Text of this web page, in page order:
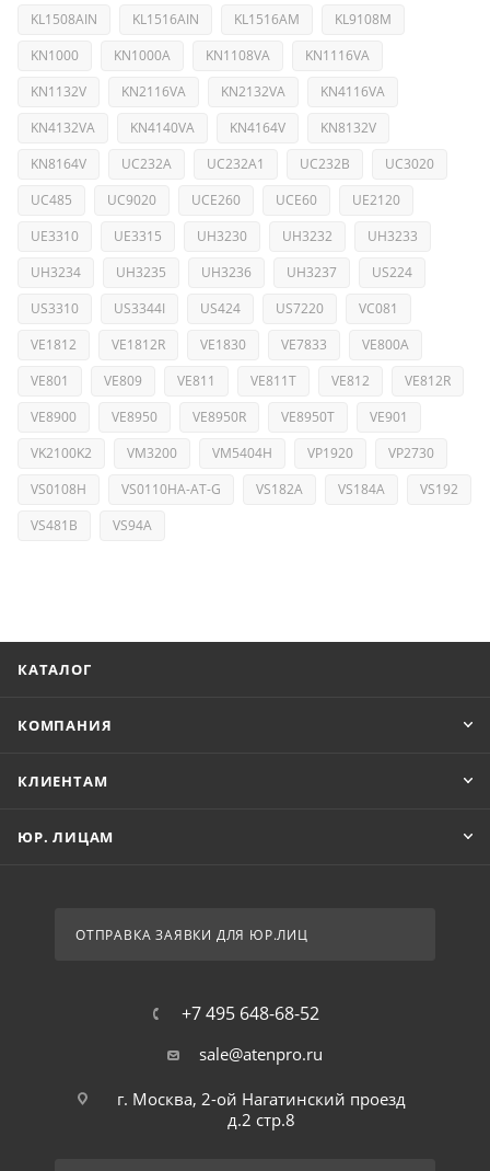
KL1508AIN
KL1516AIN KL1516AM
KL9108M
KN1000
KN1000A KN1108VA
KN1116VA
KN1132V
KN2116VA KN2132VA
KN4116VA
KN4132VA
KN4140VA KN4164V
KN8132V
KN8164V
UC232A UC232A1 UC232B
UC3020
UC485
UC9020 UCE260 UCE60
UE2120
UE3310
UE3315 UH3230 UH3232
UH3233
UH3234
UH3235 UH3236 UH3237
US224
US3310
US3344I US424 US7220
VC081
VE1812
VE1812R VE1830 VE7833
VE800A
VE801
VE809 VE811 VE811T VE812
VE812R
VE8900
VE8950 VE8950R VE8950T
VE901
VK2100K2
VM3200 VM5404H VP1920
VP2730
VS0108H
VS0110HA-AT-G VS182A VS184A
VS192
VS481B
VS94A
КАТАЛОГ
КОМПАНИЯ
КЛИЕНТАМ
ЮР. ЛИЦАМ
ОТПРАВКА ЗАЯВКИ ДЛЯ ЮР.ЛИЦ
+7 495 648-68-52
sale@atenpro.ru
г. Москва, 2-ой Нагатинский проезд
д.2 стр.8